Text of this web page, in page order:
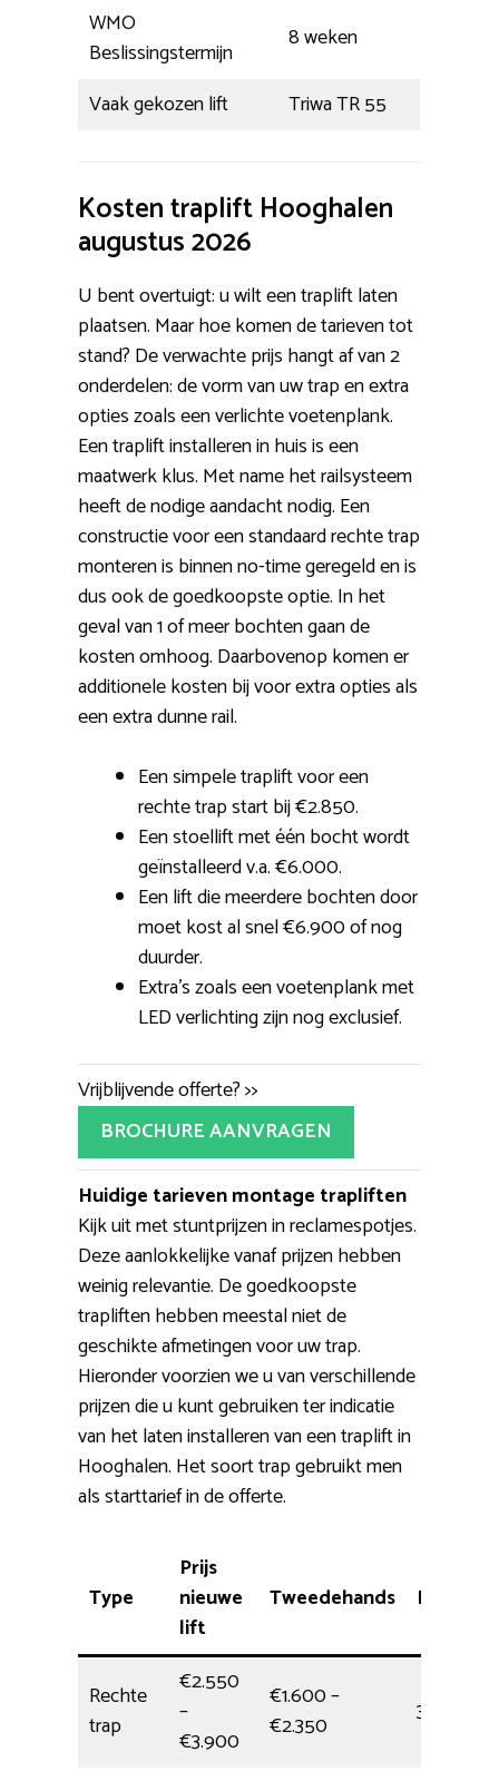
WMO
Beslissingstermijn
8 weken
Vaak gekozen lift
Triwa TR 55
Kosten traplift Hooghalen
augustus 2026
U bent overtuigt: u wilt een traplift laten
plaatsen. Maar hoe komen de tarieven tot
stand? De verwachte prijs hangt af van 2
onderdelen: de vorm van uw trap en extra
opties zoals een verlichte voetenplank.
Een traplift installeren in huis is een
maatwerk klus. Met name het railsysteem
heeft de nodige aandacht nodig. Een
constructie voor een standaard rechte trap
monteren is binnen no-time geregeld en is
dus ook de goedkoopste optie. In het
geval van 1 of meer bochten gaan de
kosten omhoog. Daarbovenop komen er
additionele kosten bij voor extra opties als
een extra dunne rail.
Een simpele traplift voor een
rechte trap start bij €2.850.
Een stoellift met één bocht wordt
geïnstalleerd v.a. €6.000.
Een lift die meerdere bochten door
moet kost al snel €6.900 of nog
duurder.
Extra’s zoals een voetenplank met
LED verlichting zijn nog exclusief.
Vrijblijvende offerte? >>
BROCHURE AANVRAGEN
Huidige tarieven montage trapliften
Kijk uit met stuntprijzen in reclamespotjes.
Deze aanlokkelijke vanaf prijzen hebben
weinig relevantie. De goedkoopste
trapliften hebben meestal niet de
geschikte afmetingen voor uw trap.
Hieronder voorzien we u van verschillende
prijzen die u kunt gebruiken ter indicatie
van het laten installeren van een traplift in
Hooghalen. Het soort trap gebruikt men
als starttarief in de offerte.
Type
Prijs
nieuwe
lift
Tweedehands
Rechte
trap
€2.550
–
€3.900
€1.600 –
€2.350
3,5 uur